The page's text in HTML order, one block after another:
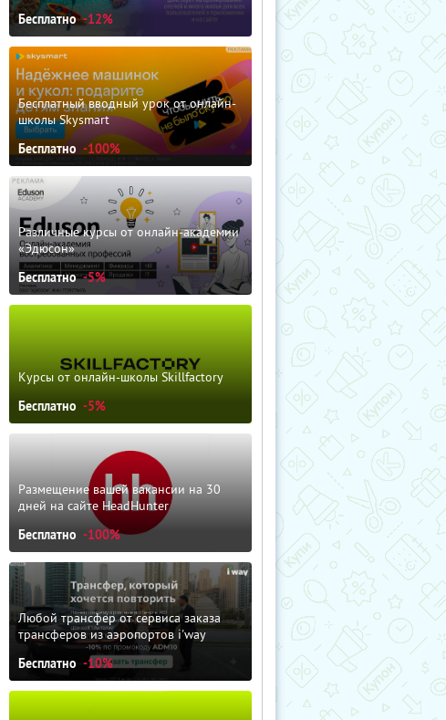
Бесплатно -12%
Бесплатный вводный урок от онлайн-
школы Skysmart
Бесплатно -100%
Различные курсы от онлайн-академии
«Эдюсон»
Бесплатно -5%
Курсы от онлайн-школы Skillfactory
Бесплатно -5%
Размещение вашей вакансии на 30
дней на сайте HeadHunter
Бесплатно -100%
Любой трансфер от сервиса заказа
трансферов из аэропортов i'way
Бесплатно -10%